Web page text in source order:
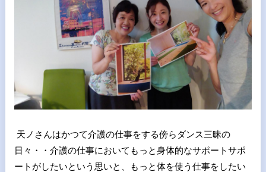
天ノさんはかつて介護の仕事をする傍らダンス三昧の
日々・・介護の仕事においてもっと身体的なサポートサポ
ートがしたいという思いと、もっと体を使う仕事をしたい